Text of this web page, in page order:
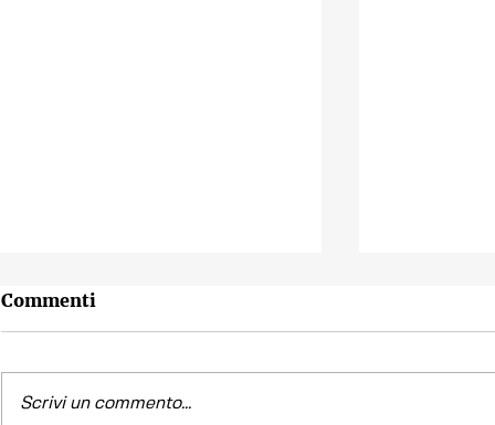
Commenti
Scrivi un commento...